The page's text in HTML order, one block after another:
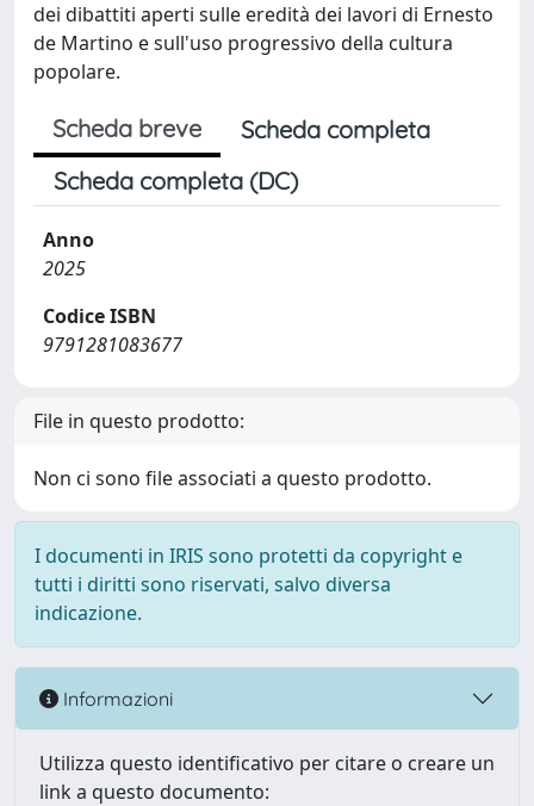
dei dibattiti aperti sulle eredità dei lavori di Ernesto
de Martino e sull'uso progressivo della cultura
popolare.
Scheda breve
Scheda completa
Scheda completa (DC)
Anno
2025
Codice ISBN
9791281083677
File in questo prodotto:
Non ci sono file associati a questo prodotto.
I documenti in IRIS sono protetti da copyright e
tutti i diritti sono riservati, salvo diversa
indicazione.
Informazioni
Utilizza questo identificativo per citare o creare un
link a questo documento: